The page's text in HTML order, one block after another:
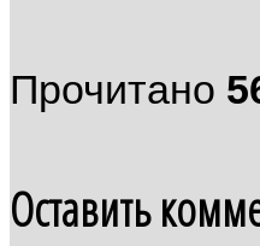
Прочитано
Оставить